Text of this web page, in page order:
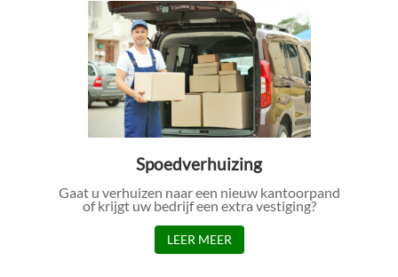
Spoedverhuizing
Gaat u verhuizen naar een nieuw kantoorpand
of krijgt uw bedrijf een extra vestiging?
LEER MEER